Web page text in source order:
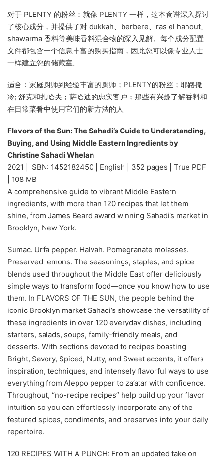
对于 PLENTY 的粉丝：就像 PLENTY 一样，这本食谱深入探讨
了核心成分，并提供了对 dukkah、berbere、ras el hanout、
shawarma 香料等美味香料混合物的深入见解。每个成分配置
文件都包含一个信息丰富的购买指南，因此您可以像专业人士
一样建立您的储藏室。
适合：家庭厨师到经验丰富的厨师；PLENTY的粉丝；耶路撒
冷; 舒克和扎哈夫；萨哈迪的忠实客户；那些有兴趣了解香料和
在日常菜肴中使用它们的新方法的人
Flavors of the Sun: The Sahadi’s Guide to Understanding,
Buying, and Using Middle Eastern Ingredients by
Christine Sahadi Whelan
2021 | ISBN: 1452182450 | English | 352 pages | True PDF
| 108 MB
A comprehensive guide to vibrant Middle Eastern
ingredients, with more than 120 recipes that let them
shine, from James Beard award winning Sahadi’s market in
Brooklyn, New York.
Sumac. Urfa pepper. Halvah. Pomegranate molasses.
Preserved lemons. The seasonings, staples, and spice
blends used throughout the Middle East offer deliciously
simple ways to transform food—once you know how to use
them. In FLAVORS OF THE SUN, the people behind the
iconic Brooklyn market Sahadi’s showcase the versatility of
these ingredients in over 120 everyday dishes, including
starters, salads, soups, family-friendly meals, and
desserts. With sections devoted to recipes boasting
Bright, Savory, Spiced, Nutty, and Sweet accents, it offers
inspiration, techniques, and intensely flavorful ways to use
everything from Aleppo pepper to za’atar with confidence.
Throughout, “no-recipe recipes” help build up your flavor
intuition so you can effortlessly incorporate any of the
featured spices, condiments, and preserves into your daily
repertoire.
120 RECIPES WITH A PUNCH: From an updated take on